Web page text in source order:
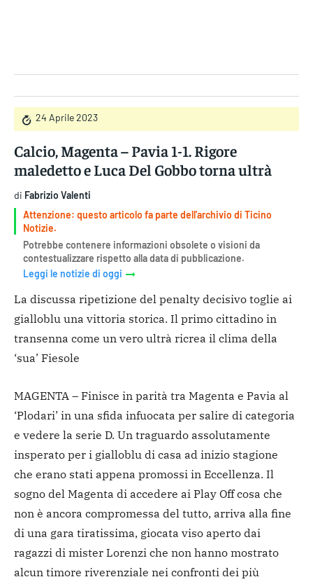
24 Aprile 2023
Calcio, Magenta – Pavia 1-1. Rigore
maledetto e Luca Del Gobbo torna ultrà
di Fabrizio Valenti
Attenzione: questo articolo fa parte dell'archivio di Ticino
Notizie.
Potrebbe contenere informazioni obsolete o visioni da
contestualizzare rispetto alla data di pubblicazione.
Leggi le notizie di oggi
La discussa ripetizione del penalty decisivo toglie ai
gialloblu una vittoria storica. Il primo cittadino in
transenna come un vero ultrà ricrea il clima della
‘sua’ Fiesole
MAGENTA – Finisce in parità tra Magenta e Pavia al
‘Plodari’ in una sfida infuocata per salire di categoria
e vedere la serie D. Un traguardo assolutamente
insperato per i gialloblu di casa ad inizio stagione
che erano stati appena promossi in Eccellenza. Il
sogno del Magenta di accedere ai Play Off cosa che
non è ancora compromessa del tutto, arriva alla fine
di una gara tiratissima, giocata viso aperto dai
ragazzi di mister Lorenzi che non hanno mostrato
alcun timore riverenziale nei confronti dei più